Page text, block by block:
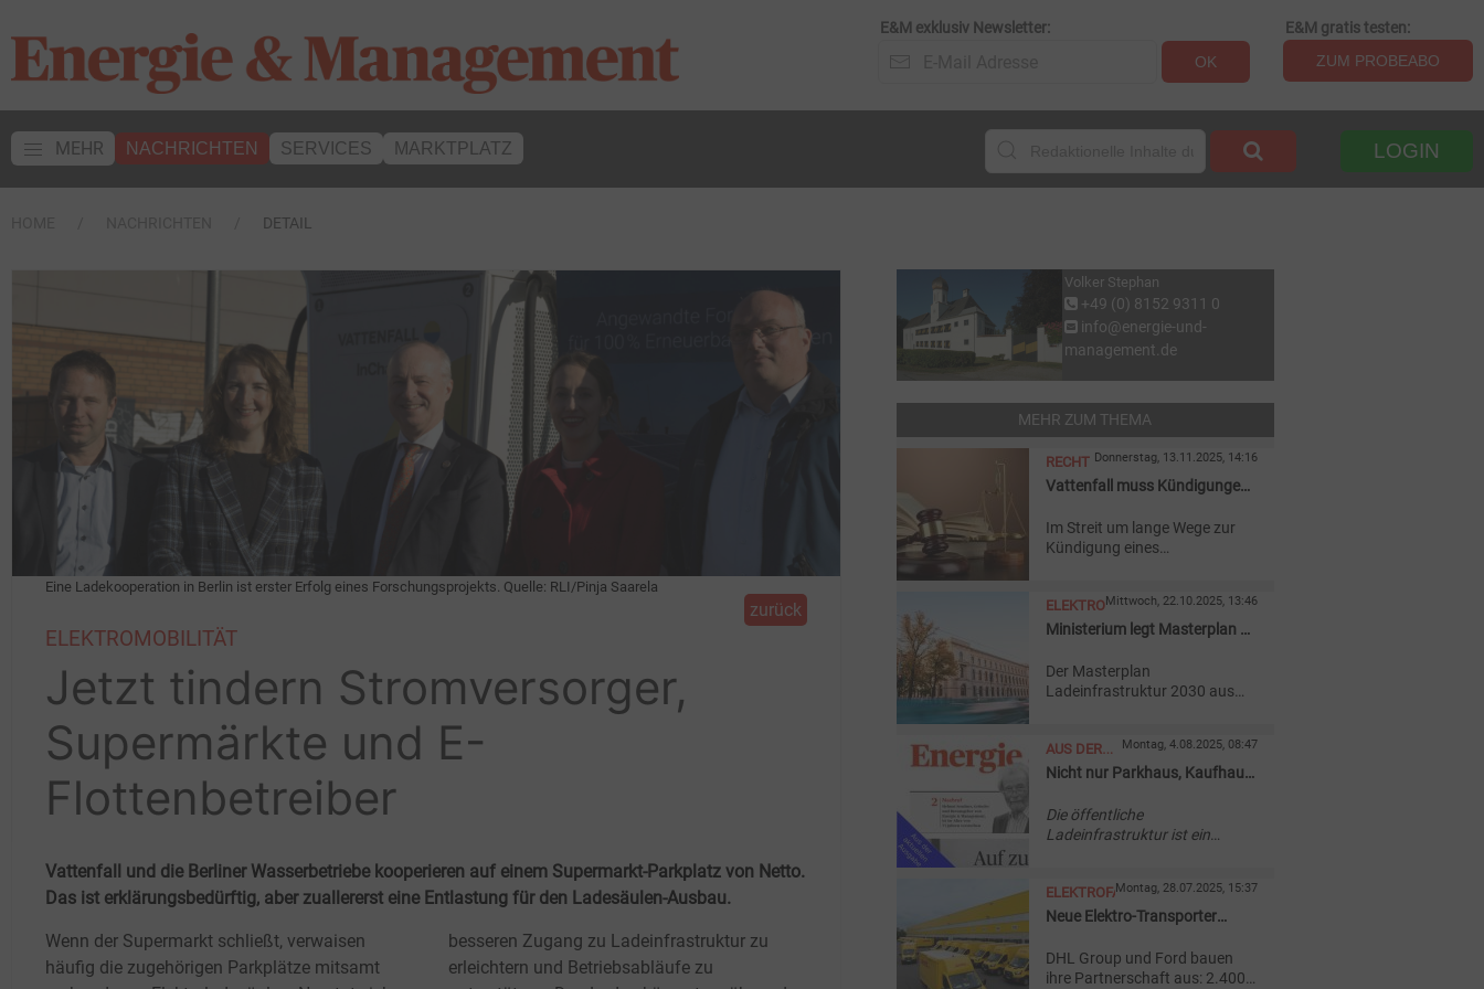
E&M exklusiv Newsletter:
OK
E&M gratis testen:
ZUM PROBEABO
MEHR NACHRICHTEN SERVICES MARKTPLATZ LOGIN
DETAIL
Eine Ladekooperation in Berlin ist erster Erfolg eines Forschungsprojekts. Quelle: RLI/Pinja Saarela
zurück
ELEKTROMOBILITÄT
Jetzt tindern Stromversorger,
Supermärkte und E-
Flottenbetreiber
Vattenfall und die Berliner Wasserbetriebe kooperieren auf einem Supermarkt-Parkplatz von Netto.
Das ist erklärungsbedürftig, aber zuallererst eine Entlastung für den Ladesäulen-Ausbau.
Wenn der Supermarkt schließt, verwaisen
häufig die zugehörigen Parkplätze mitsamt
besseren Zugang zu Ladeinfrastruktur zu
erleichtern und Betriebsabläufe zu
Volker Stephan
+49 (0) 8152 9311 0
info@energie-und-
management.de
MEHR ZUM THEMA
RECHT Donnerstag, 13.11.2025, 14:16
Vattenfall muss Kündigungen
Im Streit um lange Wege zur
Kündigung eines
Oberlandesgericht die
Auffassung der
Niedersachsen.
ELEKTROFAHRZEUGE
Mittwoch, 22.10.2025, 13:46
Ministerium legt Masterplan zu
Der Masterplan
Ladeinfrastruktur 2030 aus
bündelt rund 40 Maßnahmen,
die zu einem
bedarfsgerechten Ladenetz
führen sollen.
AUS DER
AKTUELLEN
Montag, 4.08.2025, 08:47
Nicht nur Parkhaus, Kaufhaus,
Die öffentliche
Ladeinfrastruktur ist ein
herkömmliche Ladesäule ist
aber längst nicht mehr die
Stromaufnahme.
ELEKTROFAHRZEUGEMontag, 28.07.2025, 15:37
Neue Elektro-Transporter
DHL Group und Ford bauen
ihre Partnerschaft aus: 2.400